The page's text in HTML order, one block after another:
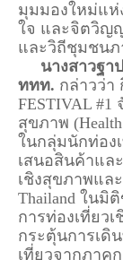
มุมมองใหม่แ
ใจ และจิตวิญ
และวิถีชุมชนภ
นางสาวฐา
ททท. กล่าวว่า
FESTIVAL #1
สุขภาพ
ในกลุ่มนักท่อง
เสนอสินค้าแล
เชิงสุขภาพแล
Thailand ในมิ
การท่องเที่ยว
กระตุ้นการเดิ
เที่ยวจากภาค